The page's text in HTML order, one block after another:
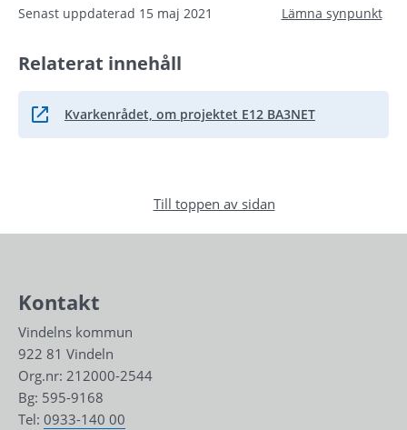
Senast uppdaterad 15 maj 2021 Lämna synpunkt
Relaterat innehåll
Kvarkenrådet, om projektet E12 BA3NET
Länk till annan webbplats.
Till toppen av sidan
Kontakt
Vindelns kommun
922 81 Vindeln
Org.nr: 212000-2544
Bg: 595-9168
Tel: 0933-140 00